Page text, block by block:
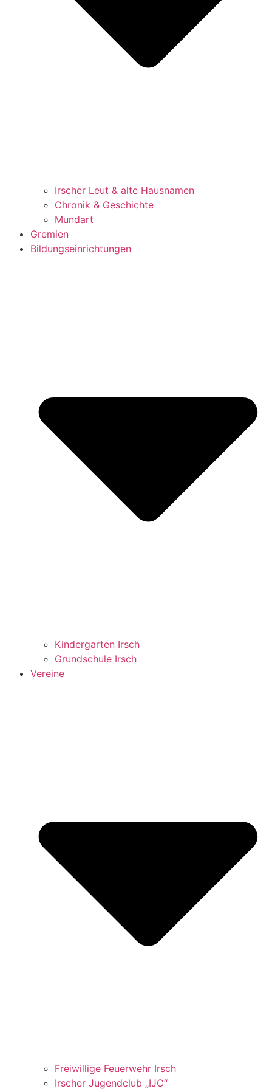
Irscher Leut & alte Hausnamen
Chronik & Geschichte
Mundart
Gremien
Bildungseinrichtungen
Kindergarten Irsch
Grundschule Irsch
Vereine
Freiwillige Feuerwehr Irsch
Irscher Jugendclub „IJC“